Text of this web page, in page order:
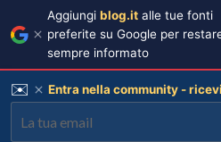
Aggiungi blog.it alle tue fonti
preferite su Google per
sempre informato
✉️ Entra nella community -